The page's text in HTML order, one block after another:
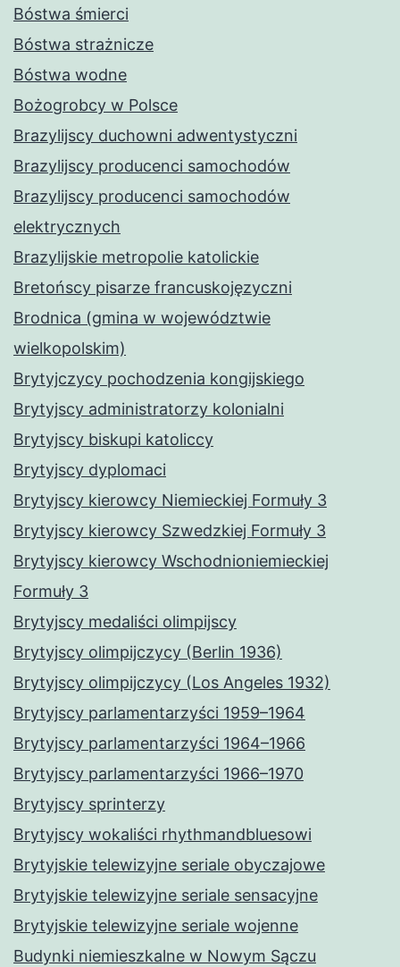
Bóstwa śmierci
Bóstwa strażnicze
Bóstwa wodne
Bożogrobcy w Polsce
Brazylijscy duchowni adwentystyczni
Brazylijscy producenci samochodów
Brazylijscy producenci samochodów
elektrycznych
Brazylijskie metropolie katolickie
Bretońscy pisarze francuskojęzyczni
Brodnica (gmina w województwie
wielkopolskim)
Brytyjczycy pochodzenia kongijskiego
Brytyjscy administratorzy kolonialni
Brytyjscy biskupi katoliccy
Brytyjscy dyplomaci
Brytyjscy kierowcy Niemieckiej Formuły 3
Brytyjscy kierowcy Szwedzkiej Formuły 3
Brytyjscy kierowcy Wschodnioniemieckiej
Formuły 3
Brytyjscy medaliści olimpijscy
Brytyjscy olimpijczycy (Berlin 1936)
Brytyjscy olimpijczycy (Los Angeles 1932)
Brytyjscy parlamentarzyści 1959–1964
Brytyjscy parlamentarzyści 1964–1966
Brytyjscy parlamentarzyści 1966–1970
Brytyjscy sprinterzy
Brytyjscy wokaliści rhythmandbluesowi
Brytyjskie telewizyjne seriale obyczajowe
Brytyjskie telewizyjne seriale sensacyjne
Brytyjskie telewizyjne seriale wojenne
Budynki niemieszkalne w Nowym Sączu